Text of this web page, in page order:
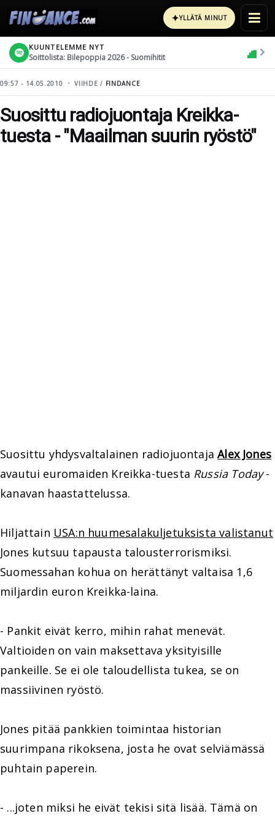
✦YLLÄTÄ MINUT
KUUNTELEMME NYT
Soittolista: Bilepoppia 2026 - Suomihitit
09:57 - 14.05.2010 VIIHDE / FINDANCE
Suosittu radiojuontaja Kreikka-
tuesta - "Maailman suurin ryöstö"
Suosittu yhdysvaltalainen radiojuontajaAlex Jones
avautui euromaiden Kreikka-tuesta Russia Today-
kanavan haastattelussa.
Hiljattain USA:n huumesalakuljetuksista valistanut
Jones kutsuu tapausta talousterrorismiksi.
Suomessahan kohua on herättänyt valtaisa 1,6
miljardin euron Kreikka-laina.
- Pankit eivät kerro, mihin rahat menevät.
Valtioiden on vain maksettava yksityisille
pankeille. Se ei ole taloudellista tukea, se on
massiivinen ryöstö.
Jones pitää pankkien toimintaa historian
suurimpana rikoksena, josta he ovat selviämässä
puhtain paperein.
- ...joten miksi he eivät tekisi sitä lisää. Tämä on